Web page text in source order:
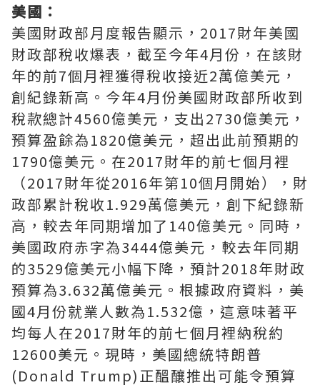
美國：
美國財政部月度報告顯示，2017財年美國
財政部稅收爆表，截至今年4月份，在該財
年的前7個月裡獲得稅收接近2萬億美元，
創紀錄新高。今年4月份美國財政部所收到
稅款總計4560億美元，支出2730億美元，
預算盈餘為1820億美元，超出此前預期的
1790億美元。在2017財年的前七個月裡
（2017財年從2016年第10個月開始），財
政部累計稅收1.929萬億美元，創下紀錄新
高，較去年同期增加了140億美元。同時，
美國政府赤字為3444億美元，較去年同期
的3529億美元小幅下降，預計2018年財政
預算為3.632萬億美元。根據政府資料，美
國4月份就業人數為1.532億，這意味著平
均每人在2017財年的前七個月裡納稅約
12600美元。現時，美國總統特朗普
(Donald Trump)正醞釀推出可能令預算